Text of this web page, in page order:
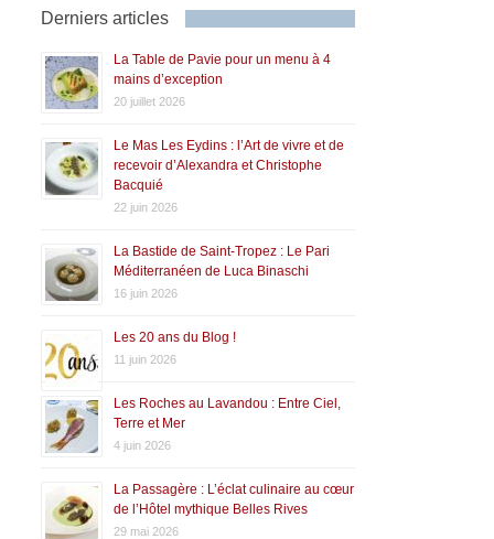
Derniers articles
La Table de Pavie pour un menu à 4
mains d’exception
20 juillet 2026
Le Mas Les Eydins : l’Art de vivre et de
recevoir d’Alexandra et Christophe
Bacquié
22 juin 2026
La Bastide de Saint-Tropez : Le Pari
Méditerranéen de Luca Binaschi
16 juin 2026
Les 20 ans du Blog !
11 juin 2026
Les Roches au Lavandou : Entre Ciel,
Terre et Mer
4 juin 2026
La Passagère : L’éclat culinaire au cœur
de l’Hôtel mythique Belles Rives
29 mai 2026